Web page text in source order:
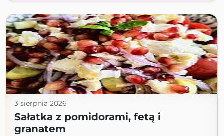
3 sierpnia 2026
Sałatka z pomidorami, fetą i
granatem